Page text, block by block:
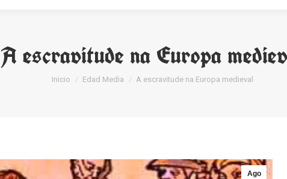
A escravitude na Europa
You are here:
Inicio Edad Media A escravitude na Europa medieval
Ago